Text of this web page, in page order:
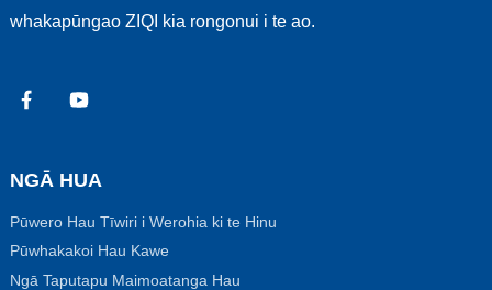
whakapūngao ZIQI kia rongonui i te ao.
NGĀ HUA
Pūwero Hau Tīwiri i Werohia ki te Hinu
Pūwhakakoi Hau Kawe
Ngā Taputapu Maimoatanga Hau